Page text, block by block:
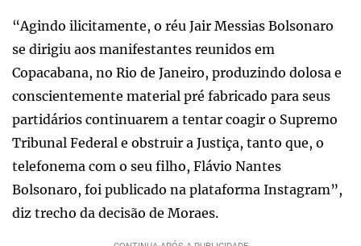
“Agindo ilicitamente, o réu Jair Messias Bolsonaro
se dirigiu aos manifestantes reunidos em
Copacabana, no Rio de Janeiro, produzindo dolosa e
conscientemente material pré fabricado para seus
partidários continuarem a tentar coagir o Supremo
Tribunal Federal e obstruir a Justiça, tanto que, o
telefonema com o seu filho, Flávio Nantes
Bolsonaro, foi publicado na plataforma Instagram”,
diz trecho da decisão de Moraes.